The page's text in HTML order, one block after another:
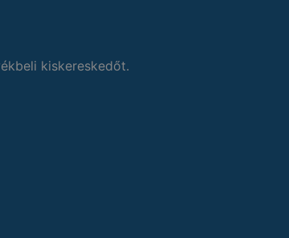
kiskereskedőt.